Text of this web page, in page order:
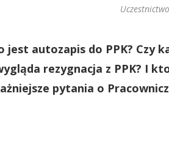
jest autozapis do PPK? Czy
rezygnacja z PPK? I
pytania o